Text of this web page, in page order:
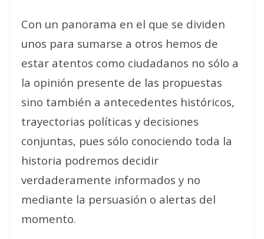
Con un panorama en el que se dividen
unos para sumarse a otros hemos de
estar atentos como ciudadanos no sólo a
la opinión presente de las propuestas
sino también a antecedentes históricos,
trayectorias políticas y decisiones
conjuntas, pues sólo conociendo toda la
historia podremos decidir
verdaderamente informados y no
mediante la persuasión o alertas del
momento.